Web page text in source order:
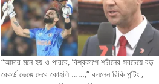
“আমার মনে হয় ও পারবে, বিশ্বকাপে শচীনের সবচেয়ে বড়
রেকর্ড ভেঙে দেবে কোহলি ……,” বললেন রিকি পন্টিং ,